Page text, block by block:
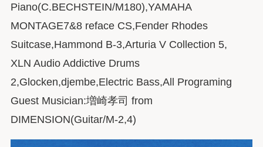
Piano(C.BECHSTEIN/M180),YAMAHA
MONTAGE7&8 reface CS,Fender Rhodes
Suitcase,Hammond B-3,Arturia V Collection 5,
XLN Audio Addictive Drums
2,Glocken,djembe,Electric Bass,All Programing
Guest Musician:増崎孝司 from
DIMENSION(Guitar/M-2,4)